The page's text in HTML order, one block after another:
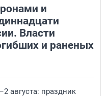
и
Власти
и раненых
августа: праздник